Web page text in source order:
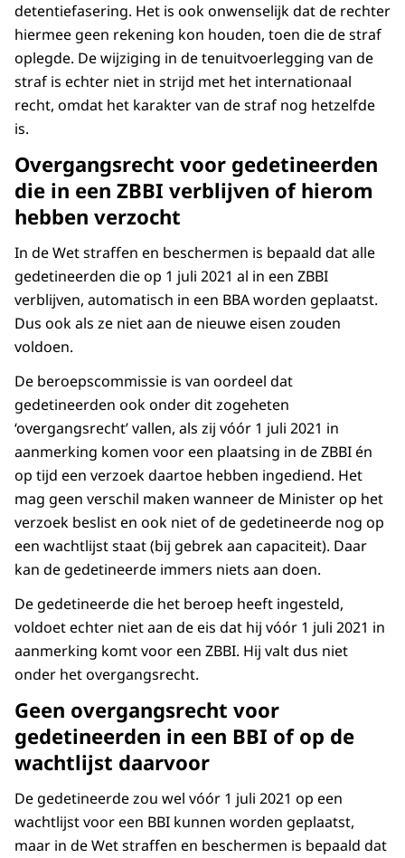
detentiefasering. Het is ook onwenselijk dat de rechter
hiermee geen rekening kon houden, toen die de straf
oplegde. De wijziging in de tenuitvoerlegging van de
straf is echter niet in strijd met het internationaal
recht, omdat het karakter van de straf nog hetzelfde
is.
Overgangsrecht voor gedetineerden
die in een ZBBI verblijven of hierom
hebben verzocht
In de Wet straffen en beschermen is bepaald dat alle
gedetineerden die op 1 juli 2021 al in een ZBBI
verblijven, automatisch in een BBA worden geplaatst.
Dus ook als ze niet aan de nieuwe eisen zouden
voldoen.
De beroepscommissie is van oordeel dat
gedetineerden ook onder dit zogeheten
‘overgangsrecht’ vallen, als zij vóór 1 juli 2021 in
aanmerking komen voor een plaatsing in de ZBBI én
op tijd een verzoek daartoe hebben ingediend. Het
mag geen verschil maken wanneer de Minister op het
verzoek beslist en ook niet of de gedetineerde nog op
een wachtlijst staat (bij gebrek aan capaciteit). Daar
kan de gedetineerde immers niets aan doen.
De gedetineerde die het beroep heeft ingesteld,
voldoet echter niet aan de eis dat hij vóór 1 juli 2021 in
aanmerking komt voor een ZBBI. Hij valt dus niet
onder het overgangsrecht.
Geen overgangsrecht voor
gedetineerden in een BBI of op de
wachtlijst daarvoor
De gedetineerde zou wel vóór 1 juli 2021 op een
wachtlijst voor een BBI kunnen worden geplaatst,
maar in de Wet straffen en beschermen is bepaald dat